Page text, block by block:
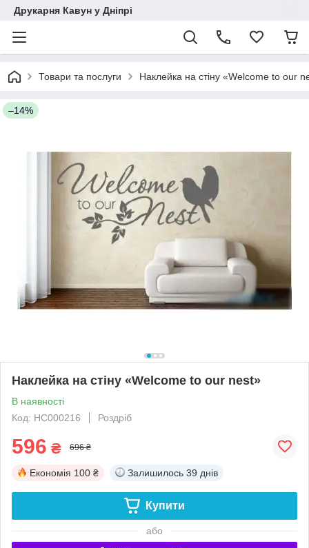
Друкарня Кавун у Дніпрі
Товари та послуги Наклейка на стіну «Welcome to our
–14%
Наклейка на стіну «Welcome to our nest»
В наявності
Код: НС000216
Роздріб
596 ₴ 696 ₴
Економія 100 ₴ Залишилось 39 днів
Купити
або